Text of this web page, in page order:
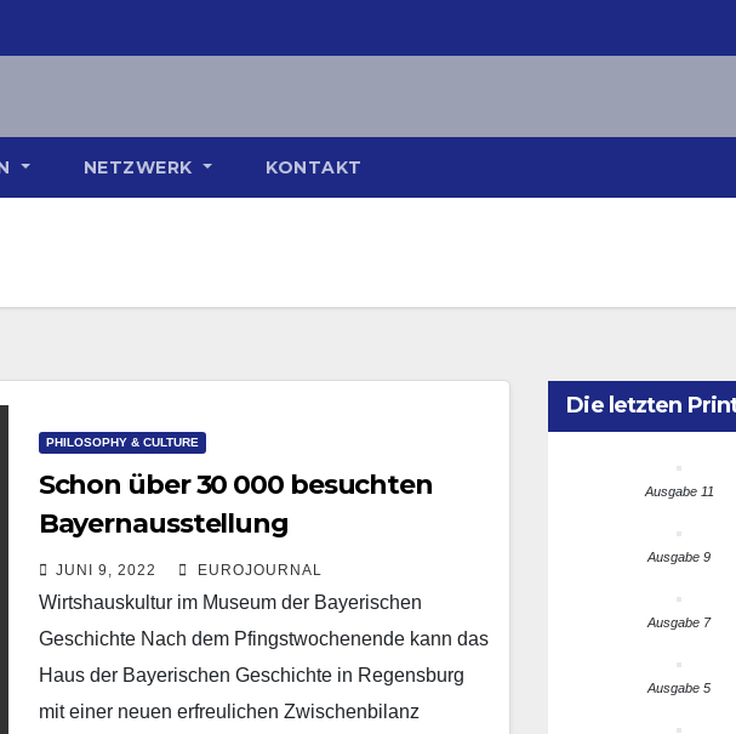
NETZWERK KONTAKT
PHILOSOPHY & CULTURE
Schon über 30 000 besuchten
Bayernausstellung
JUNI 9, 2022 EUROJOURNAL
Wirtshauskultur im Museum der Bayerischen
Geschichte Nach dem Pfingstwochenende kann das
Haus der Bayerischen Geschichte in Regensburg
mit einer neuen erfreulichen Zwischenbilanz
Die letzten
Ausgabe 11
Ausgabe 9
Ausgabe 7
Ausgabe 5